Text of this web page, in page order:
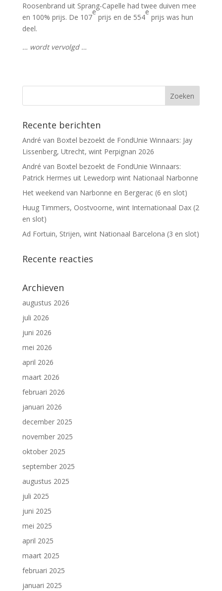
Roosenbrand uit Sprang-Capelle had twee duiven mee
en 100% prijs. De 107
e
prijs en de 554
e
prijs was hun
deel.
… wordt vervolgd …
Recente berichten
André van Boxtel bezoekt de FondUnie Winnaars: Jay
Lissenberg, Utrecht, wint Perpignan 2026
André van Boxtel bezoekt de FondUnie Winnaars:
Patrick Hermes uit Lewedorp wint Nationaal Narbonne
Het weekend van Narbonne en Bergerac (6 en slot)
Huug Timmers, Oostvoorne, wint Internationaal Dax (2
en slot)
Ad Fortuin, Strijen, wint Nationaal Barcelona (3 en slot)
Recente reacties
Archieven
augustus 2026
juli 2026
juni 2026
mei 2026
april 2026
maart 2026
februari 2026
januari 2026
december 2025
november 2025
oktober 2025
september 2025
augustus 2025
juli 2025
juni 2025
mei 2025
april 2025
maart 2025
februari 2025
januari 2025